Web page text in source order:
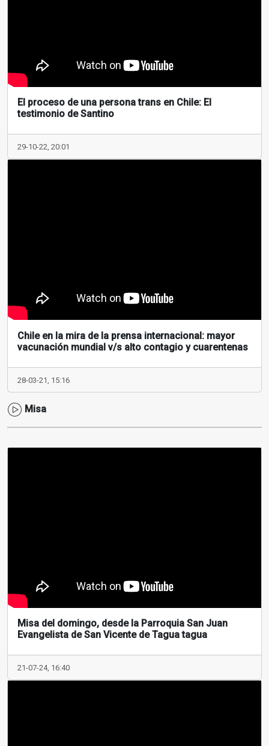
El proceso de una persona trans en Chile: El
testimonio de Santino
29-10-22, 20:01
Chile en la mira de la prensa internacional: mayor
vacunación mundial v/s alto contagio y cuarentenas
28-03-21, 15:16
Misa
Misa del domingo, desde la Parroquia San Juan
Evangelista de San Vicente de Tagua tagua
21-07-24, 16:40